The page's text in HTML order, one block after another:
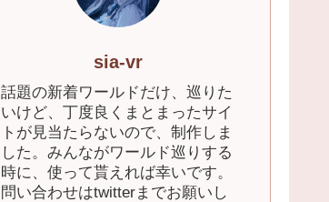
sia-vr
話題の新着ワールドだけ、巡りた
いけど、丁度良くまとまったサイ
トが見当たらないので、制作しま
した。みんながワールド巡りする
時に、使って貰えれば幸いです。
問い合わせはtwitterまでお願いし